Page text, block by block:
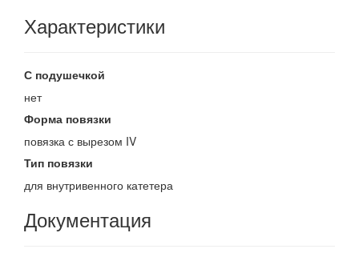
Характеристики
С подушечкой
нет
Форма повязки
повязка с вырезом IV
Тип повязки
для внутривенного катетера
Документация